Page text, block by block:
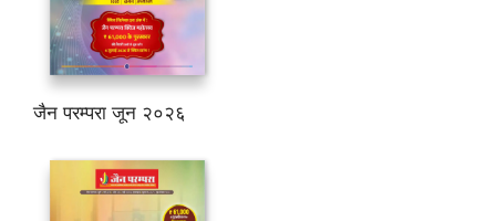
जैन परम्परा जून २०२६